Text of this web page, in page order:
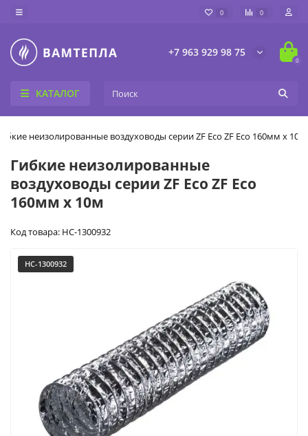
0 0
+7 963 929 98 75
0
КАТАЛОГ
неизолированные воздуховоды серии ZF Eco ZF Eco 160мм х 10м
Гибкие неизолированные
воздуховоды серии ZF Eco ZF Eco
160мм х 10м
Код товара: НС-1300932
НС-1300932